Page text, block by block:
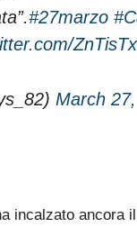
#27marzo
March
incalzato ancora